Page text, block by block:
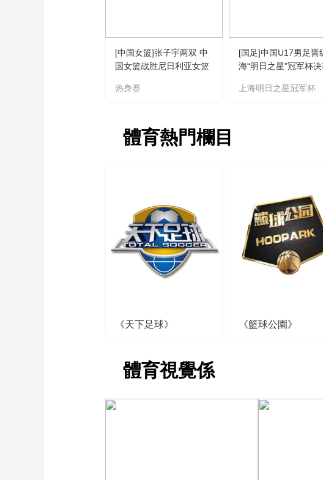
[中国女篮]张子宇两双 中
国女篮战胜尼日利亚女篮
热身赛
[国足]中国U17男足晋
海“明日之星”冠军杯
上海明日之星冠军杯
體育熱門欄目
《天下足球》 《籃球公園》
體育視覺係